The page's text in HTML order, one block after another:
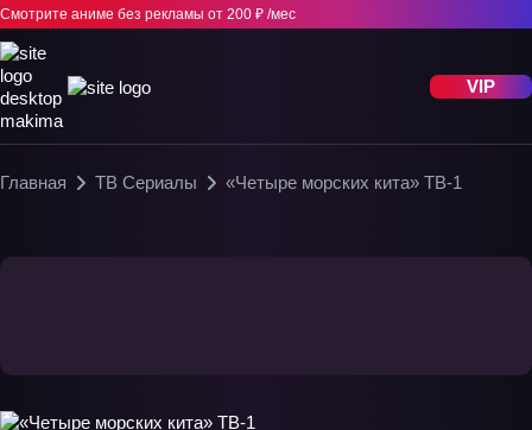
Смотрите аниме без рекламы от 200 ₽ /мес
VIP
Главная ТВ Сериалы «Четыре морских кита» ТВ-1